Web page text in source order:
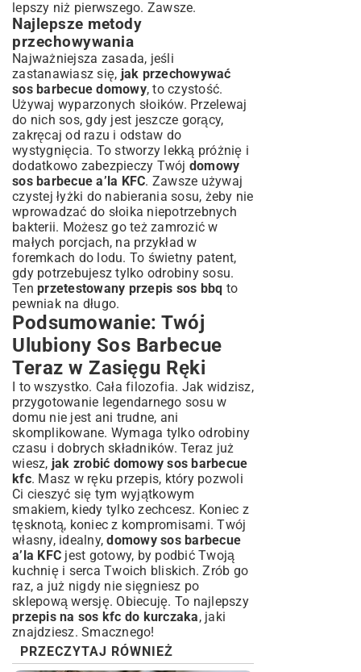
lepszy niż pierwszego. Zawsze.
Najlepsze metody
przechowywania
Najważniejsza zasada, jeśli
zastanawiasz się, jak przechowywać
sos barbecue domowy, to czystość.
Używaj wyparzonych słoików. Przelewaj
do nich sos, gdy jest jeszcze gorący,
zakręcaj od razu i odstaw do
wystygnięcia. To stworzy lekką próżnię i
dodatkowo zabezpieczy Twój domowy
sos barbecue a’la KFC. Zawsze używaj
czystej łyżki do nabierania sosu, żeby nie
wprowadzać do słoika niepotrzebnych
bakterii. Możesz go też zamrozić w
małych porcjach, na przykład w
foremkach do lodu. To świetny patent,
gdy potrzebujesz tylko odrobiny sosu.
Ten przetestowany przepis sos bbq to
pewniak na długo.
Podsumowanie: Twój
Ulubiony Sos Barbecue
Teraz w Zasięgu Ręki
I to wszystko. Cała filozofia. Jak widzisz,
przygotowanie legendarnego sosu w
domu nie jest ani trudne, ani
skomplikowane. Wymaga tylko odrobiny
czasu i dobrych składników. Teraz już
wiesz, jak zrobić domowy sos barbecue
kfc. Masz w ręku przepis, który pozwoli
Ci cieszyć się tym wyjątkowym
smakiem, kiedy tylko zechcesz. Koniec z
tęsknotą, koniec z kompromisami. Twój
własny, idealny,domowy sos barbecue
a’la KFC jest gotowy, by podbić Twoją
kuchnię i serca Twoich bliskich. Zrób go
raz, a już nigdy nie sięgniesz po
sklepową wersję. Obiecuję. To najlepszy
przepis na sos kfc do kurczaka, jaki
znajdziesz. Smacznego!
PRZECZYTAJ RÓWNIEŻ